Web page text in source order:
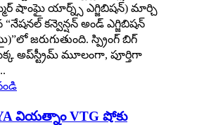
షాంఘై యార్న్స్ ఎగ్జిబిషన్) మార్చి
“నేషనల్ కన్వెన్షన్ అండ్ ఎగ్జిబిషన్
జరుగుతుంది. స్ప్రింగ్ బిగ్
అప్‌స్ట్రీమ్ మూలంగా, పూర్తిగా
వియత్నాం VTG షోకు